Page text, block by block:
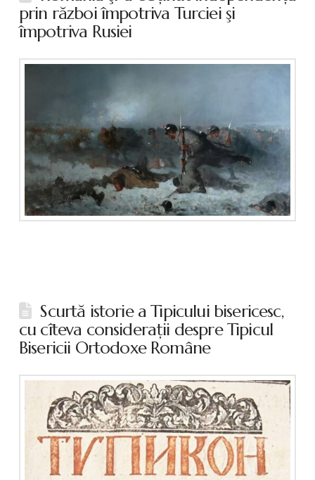
prin război împotriva Turciei şi
împotriva Rusiei
Scurtă istorie a Tipicului bisericesc,
cu cîteva consideraţii despre Tipicul
Bisericii Ortodoxe Române